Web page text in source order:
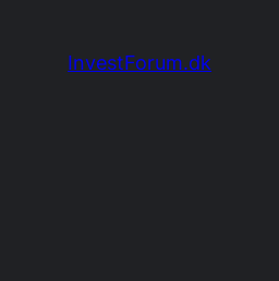
InvestForum.dk